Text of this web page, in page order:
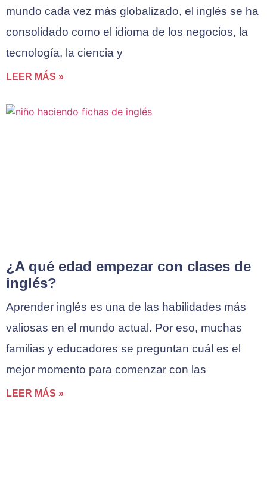
mundo cada vez más globalizado, el inglés se ha
consolidado como el idioma de los negocios, la
tecnología, la ciencia y
LEER MÁS »
¿A qué edad empezar con clases de
inglés?
Aprender inglés es una de las habilidades más
valiosas en el mundo actual. Por eso, muchas
familias y educadores se preguntan cuál es el
mejor momento para comenzar con las
LEER MÁS »